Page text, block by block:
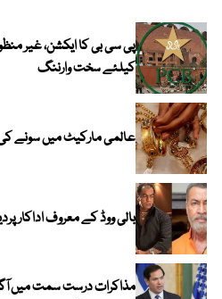
پی سی بی کا ایکشن، غیر
کیلئے سخت وارننگ
عالمی مارکیٹ میں سونے
بالی ووڈ کے معروف اداکار
مذاکرات درست سمت میں